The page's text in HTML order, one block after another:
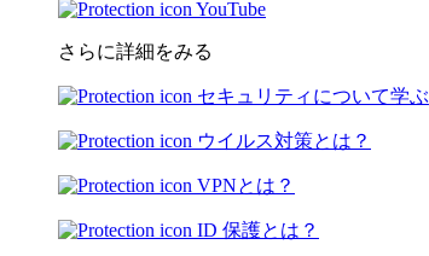
YouTube
さらに詳細をみる
セキュリティについて学ぶ
ウイルス対策とは？
VPNとは？
ID 保護とは？